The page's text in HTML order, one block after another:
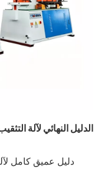
دليل عميق كامل